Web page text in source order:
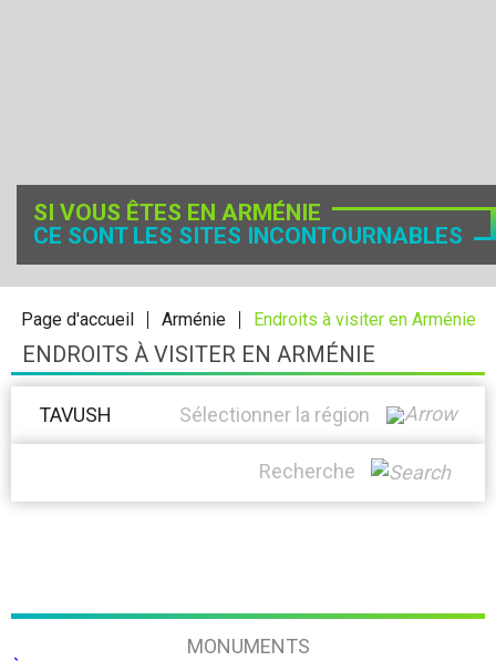
SI VOUS ÊTES EN ARMÉNIE
CE SONT LES SITES INCONTOURNABLES
Page d'accueil Arménie Endroits à visiter en Arménie
ENDROITS À VISITER EN ARMÉNIE
TAVUSH Sélectionner la région
Recherche
MONUMENTS